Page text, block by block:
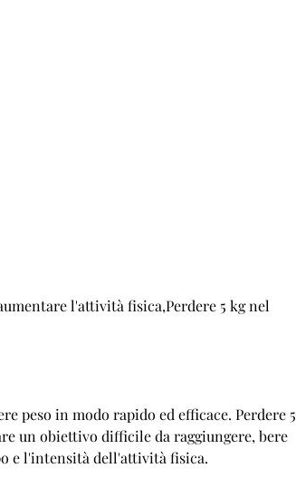
peso in modo rapido ed efficace. Perdere 5
un obiettivo difficile da raggiungere, bere
e l'intensità dell'attività fisica.